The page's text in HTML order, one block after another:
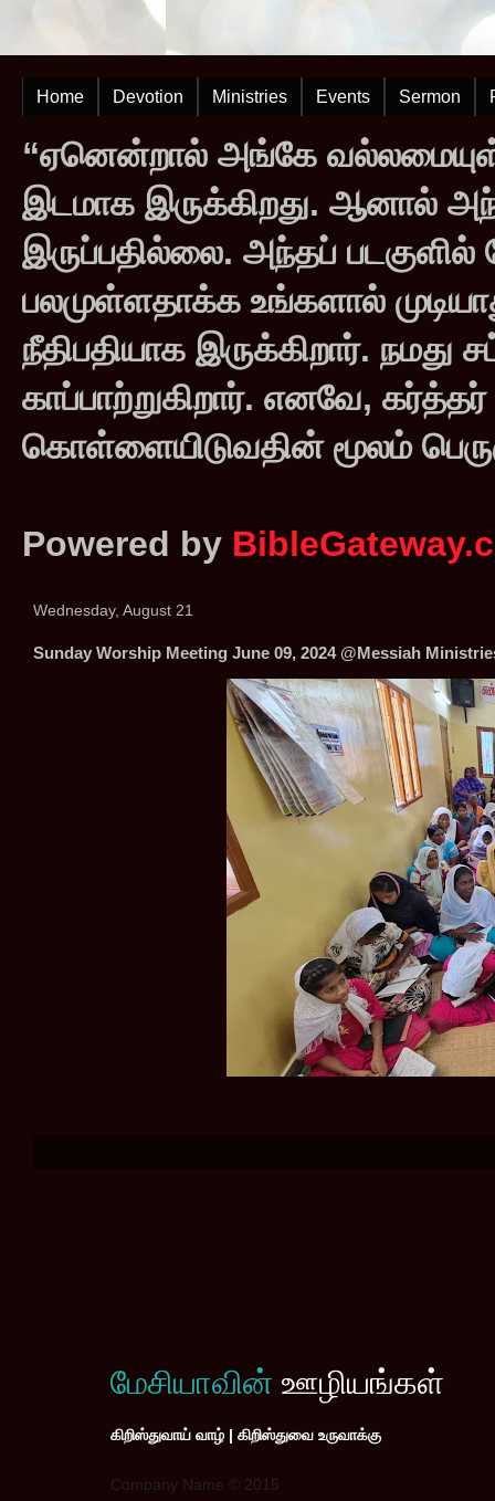
Home Devotion Ministries Events Sermon
“ஏனென்றால் அங்கே
இடமாக இருக்கிறது. ஆனால்
இருப்பதில்லை. அந்தப்
பலமுள்ளதாக்க உங்களால்
நீதிபதியாக இருக்கிறார்.
காப்பாற்றுகிறார். எனவே,
கொள்ளையிடுவதின் மூலம்
Powered by
Wednesday, August 21
Sunday Worship Meeting June 09, 2024 @Messiah
மேசியாவின் ஊழியங்கள்
கிறிஸ்துவாய் வாழ் | கிறிஸ்துவை உருவாக்கு
Company Name © 2015